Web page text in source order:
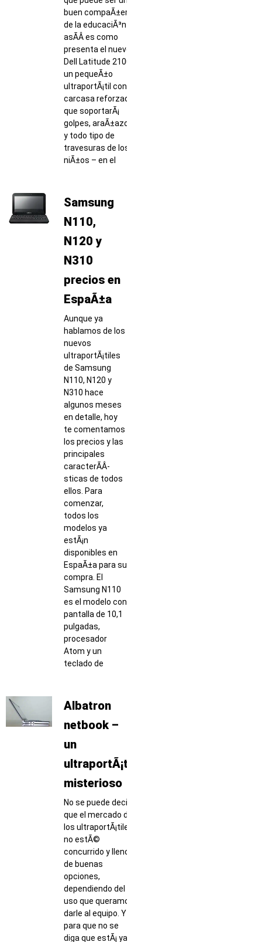
buen compaÃ±ero
de la educaciÃ³n y
asÃ­Â­ es como
presenta el nuevo
Dell Latitude 2100,
un pequeÃ±o
ultraportÃ¡til con
carcasa reforzada
que soportarÃ¡
golpes, araÃ±azos
y todo tipo de
travesuras de los
niÃ±os – en el
Samsung
N110,
N120 y
N310
precios en
EspaÃ±a
Aunque ya
hablamos de los
nuevos
ultraportÃ¡tiles
de Samsung
N110, N120 y
N310 hace
algunos meses
en detalle, hoy
te comentamos
los precios y las
principales
caracterÃ­Â­
sticas de todos
ellos. Para
comenzar,
todos los
modelos ya
estÃ¡n
disponibles en
EspaÃ±a para su
compra. El
Samsung N110
es el modelo con
pantalla de 10,1
pulgadas,
procesador
Atom y un
teclado de
Albatron
netbook –
un
ultraportÃ¡til
misterioso
No se puede decir
que el mercado de
los ultraportÃ¡tiles
no estÃ©
concurrido y lleno
de buenas
opciones,
dependiendo del
uso que queramos
darle al equipo. Y
para que no se
diga que estÃ¡ ya